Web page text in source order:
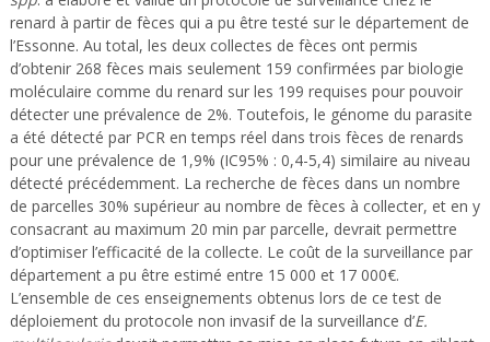
renard à partir de fèces qui a pu être testé sur le département de
l’Essonne. Au total, les deux collectes de fèces ont permis
d’obtenir 268 fèces mais seulement 159 confirmées par biologie
moléculaire comme du renard sur les 199 requises pour pouvoir
détecter une prévalence de 2%. Toutefois, le génome du parasite
a été détecté par PCR en temps réel dans trois fèces de renards
pour une prévalence de 1,9% (IC95% : 0,4-5,4) similaire au niveau
détecté précédemment. La recherche de fèces dans un nombre
de parcelles 30% supérieur au nombre de fèces à collecter, et en y
consacrant au maximum 20 min par parcelle, devrait permettre
d’optimiser l’efficacité de la collecte. Le coût de la surveillance par
département a pu être estimé entre 15 000 et 17 000€.
L’ensemble de ces enseignements obtenus lors de ce test de
déploiement du protocole non invasif de la surveillance d’E.